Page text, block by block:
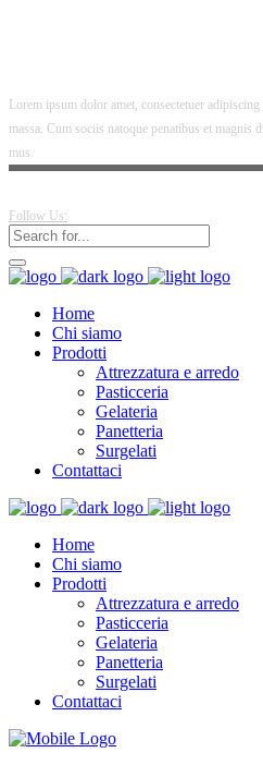
Lorem ipsum dolor amet, consectetuer
massa. Cum sociis natoque penatibus et magnis
mus.
Follow Us:
Home
Chi siamo
Prodotti
Attrezzatura e arredo
Pasticceria
Gelateria
Panetteria
Surgelati
Contattaci
Home
Chi siamo
Prodotti
Attrezzatura e arredo
Pasticceria
Gelateria
Panetteria
Surgelati
Contattaci